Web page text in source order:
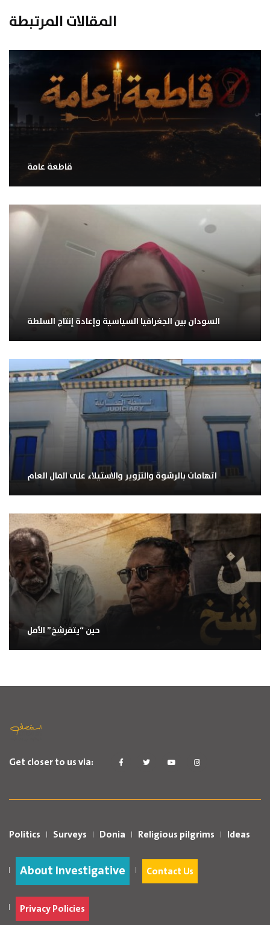
المقالات المرتبطة
قاطعة عامة
السودان بين الجغرافيا السياسية وإعادة إنتاج السلطة
اتهامات بالرشوة والتزوير والاستيلاء على المال العام
حين “يتفرشخ” الأمل
Get closer to us via:
Politics Surveys Donia Religious pilgrims Ideas
About Investigative Contact Us
Privacy Policies